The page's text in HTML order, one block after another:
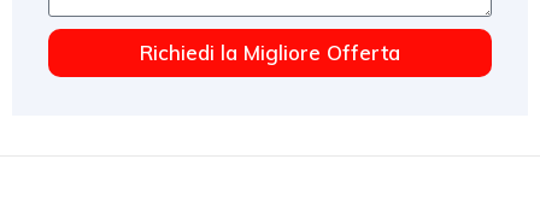
Richiedi la Migliore Offerta